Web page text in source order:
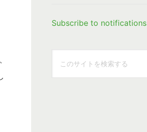
Subscribe to notifications